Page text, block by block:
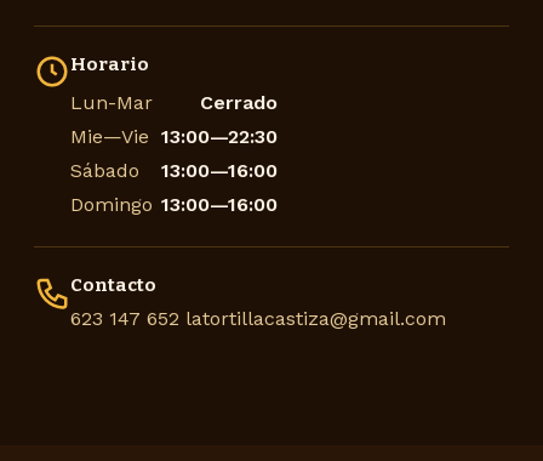
Horario
Lun-Mar
Cerrado
Mie—Vie 13:00—22:30
Sábado
13:00—16:00
Domingo
Contacto
623 147 652 latortillacastiza@gmail.com